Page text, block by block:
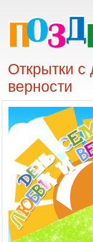
Открытки
верности